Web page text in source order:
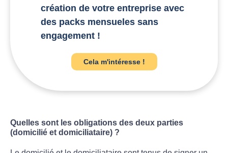
création de votre entreprise avec
des packs mensueles sans
engagement !
Cela m'intéresse !
Quelles sont les obligations des deux parties
(domicilié et domiciliataire) ?